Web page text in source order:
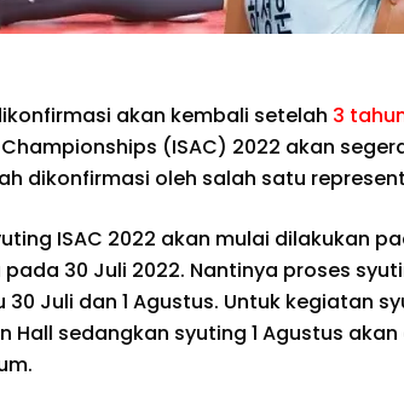
akan kembali setelah 3
(ISAC) 2022 akan
dikonfirmasi oleh salah satu
ISAC 2022 akan mulai dilakukan
30 Juli 2022. Nantinya proses
30 Juli dan 1 Agustus. Untuk kegiatan
Hall sedangkan syuting 1 Agustus